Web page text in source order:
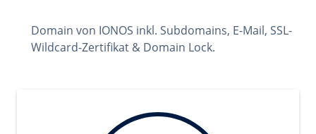
Domain von IONOS inkl. Subdomains, E-Mail, SSL-
Wildcard-Zertifikat & Domain Lock.